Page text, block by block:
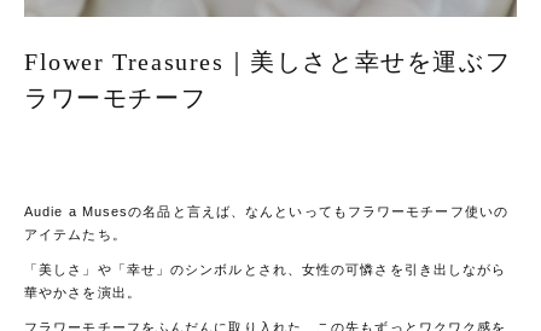
Flower Treasures｜美しさと幸せを運ぶフ
ラワーモチーフ
Audie a Musesの名品と言えば、なんといってもフラワーモチーフ使いの
アイテムたち。
「美しさ」や「幸せ」のシンボルとされ、女性の可憐さを引き出しながら
華やかさを演出。
フラワーモチーフをふんだんに取り入れた、
この先もずっとワクワク感を